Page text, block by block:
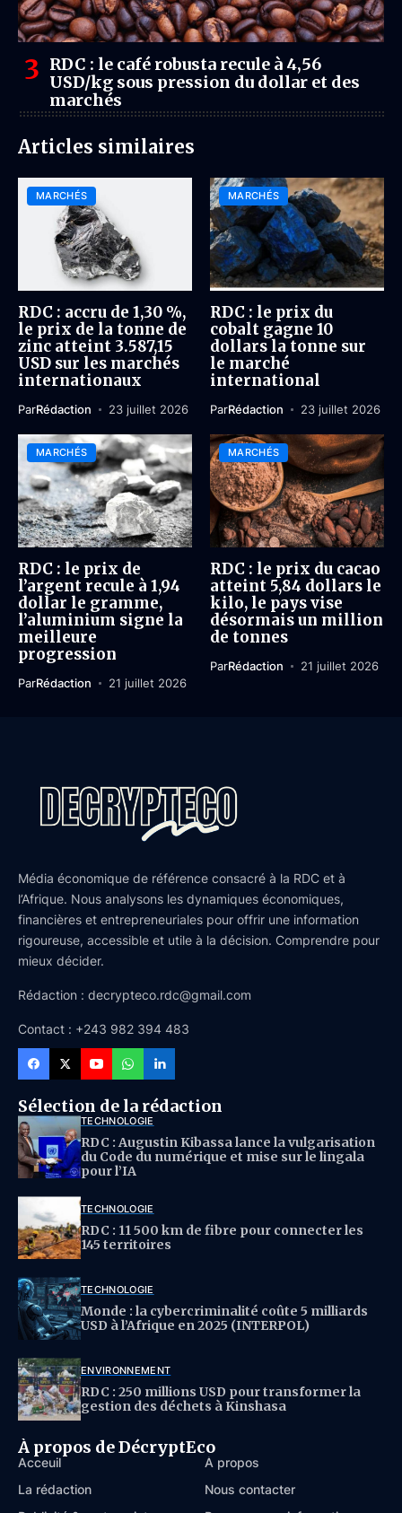
RDC : le café robusta recule à 4,56
USD/kg sous pression du dollar et des
marchés
Articles similaires
MARCHÉS
RDC : accru de 1,30 %,
le prix de la tonne de
zinc atteint 3.587,15
USD sur les marchés
internationaux
ParRédaction 23 juillet 2026
MARCHÉS
RDC : le prix du
cobalt gagne 10
dollars la tonne sur
le marché
international
ParRédaction 23 juillet 2026
MARCHÉS
RDC : le prix de
l’argent recule à 1,94
dollar le gramme,
l’aluminium signe la
meilleure
progression
ParRédaction 21 juillet 2026
MARCHÉS
RDC : le prix du cacao
atteint 5,84 dollars le
kilo, le pays vise
désormais un million
de tonnes
ParRédaction 21 juillet 2026
Média économique de référence consacré à la RDC et à
l’Afrique. Nous analysons les dynamiques économiques,
financières et entrepreneuriales pour offrir une information
rigoureuse, accessible et utile à la décision. Comprendre pour
mieux décider.
Rédaction : decrypteco.rdc@gmail.com
Contact : +243 982 394 483
Sélection de la rédaction
TECHNOLOGIE
RDC : Augustin Kibassa lance la vulgarisation
du Code du numérique et mise sur le lingala
pour l’IA
TECHNOLOGIE
RDC : 11 500 km de fibre pour connecter les
145 territoires
TECHNOLOGIE
Monde : la cybercriminalité coûte 5 milliards
USD à l’Afrique en 2025 (INTERPOL)
ENVIRONNEMENT
RDC : 250 millions USD pour transformer la
gestion des déchets à Kinshasa
À propos de DécryptEco
Acceuil
À propos
La rédaction
Nous contacter